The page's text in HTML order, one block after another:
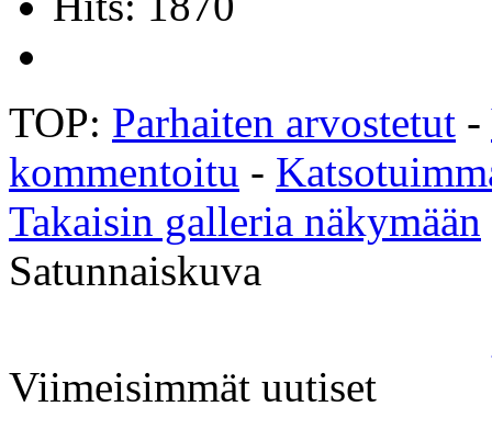
TOP: Parhaiten arvostetut -
kommentoitu -
Takaisin galleria näkymään
Satunnaiskuva
Viimeisimmät uutiset